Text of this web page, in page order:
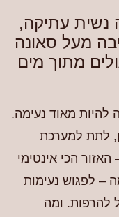
נשית עתיקה,
מעל סאונה
מתוך מים
מאוד נעימה.
לתת למערכת
הכי אינטימי
– לפגוש נעימות
להרפות. ומה